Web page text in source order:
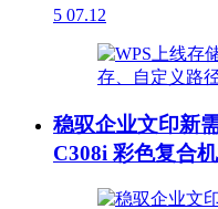
5 07.12
稳驭企业文印新
C308i 彩色复合